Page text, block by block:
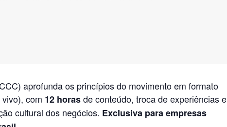
aprofunda os princípios do movimento em formato
com 12 horasde conteúdo, troca de experiências e
cultural dos negócios. Exclusiva para empresas